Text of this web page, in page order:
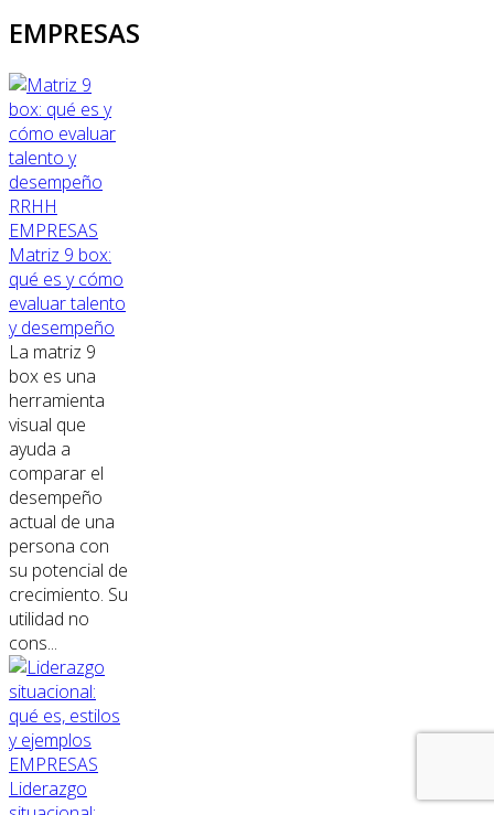
EMPRESAS
RRHH
EMPRESAS
Matriz 9 box:
qué es y cómo
evaluar talento
y desempeño
La matriz 9
box es una
herramienta
visual que
ayuda a
comparar el
desempeño
actual de una
persona con
su potencial de
crecimiento. Su
utilidad no
cons...
EMPRESAS
Liderazgo